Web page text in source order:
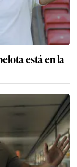
está en la